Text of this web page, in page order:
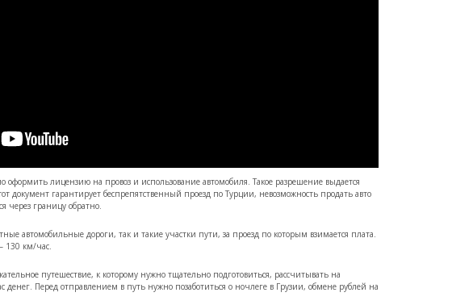
оформить лицензию на провоз и использование автомобиля. Такое разрешение выдается
документ гарантирует беспрепятственный проезд по Турции, невозможность продать авто
через границу обратно.
автомобильные дороги, так и такие участки пути, за проезд по которым взимается плата.
130 км/час.
путешествие, к которому нужно тщательно подготовиться, рассчитывать на
Перед отправлением в путь нужно позаботиться о ночлеге в Грузии, обмене рублей на